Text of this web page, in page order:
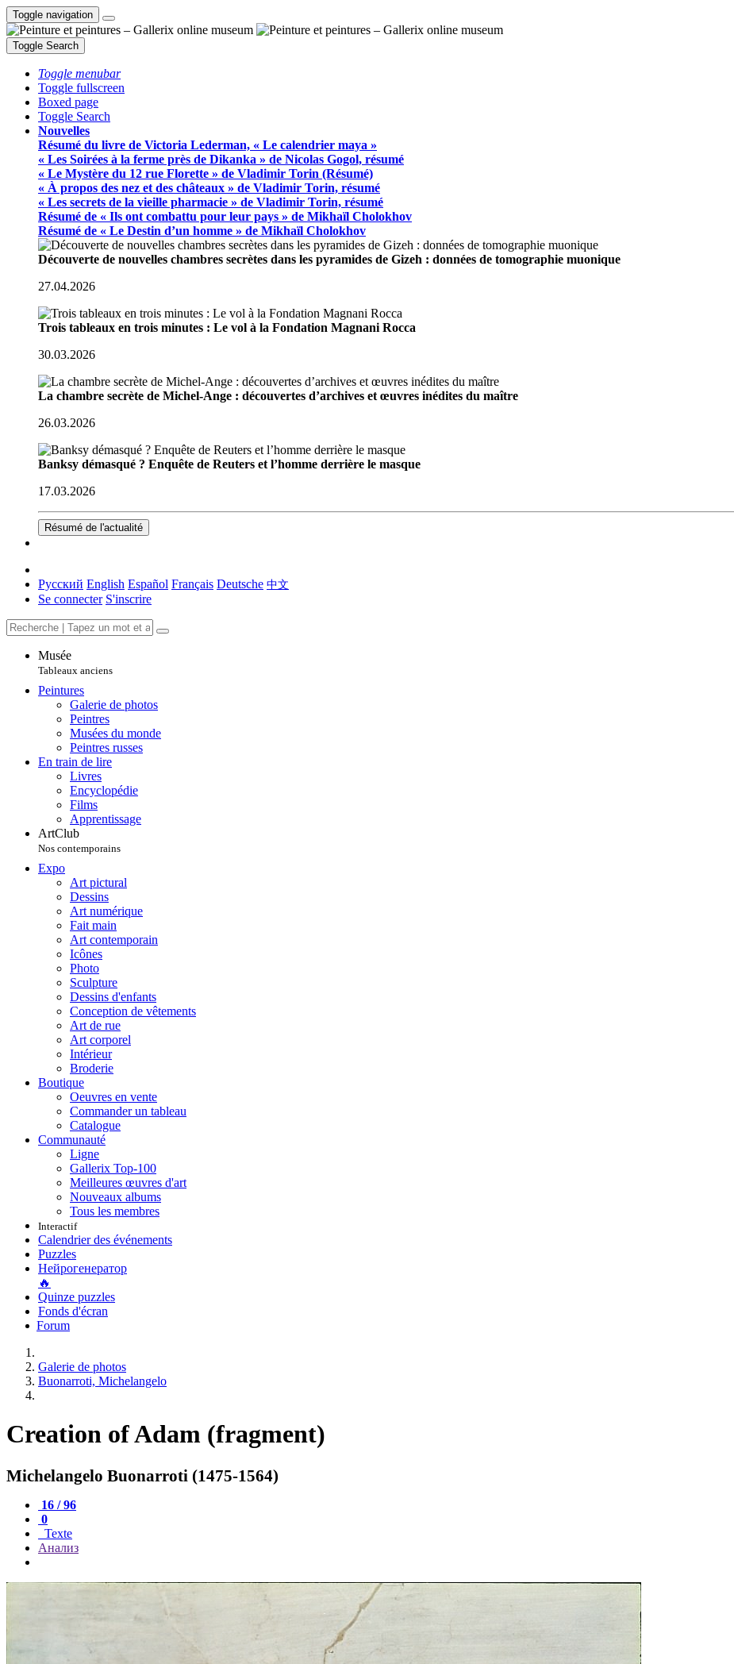
Toggle navigation
Toggle Search
Toggle menubar
Toggle fullscreen
Boxed page
Toggle Search
Nouvelles
Résumé du livre de Victoria Lederman, « Le calendrier maya »
« Les Soirées à la ferme près de Dikanka » de Nicolas Gogol, résumé
« Le Mystère du 12 rue Florette » de Vladimir Torin (Résumé)
« À propos des nez et des châteaux » de Vladimir Torin, résumé
« Les secrets de la vieille pharmacie » de Vladimir Torin, résumé
Résumé de « Ils ont combattu pour leur pays » de Mikhaïl Cholokhov
Résumé de « Le Destin d’un homme » de Mikhaïl Cholokhov
Découverte de nouvelles chambres secrètes dans les pyramides de Gizeh : données de tomographie muonique
27.04.2026
Trois tableaux en trois minutes : Le vol à la Fondation Magnani Rocca
30.03.2026
La chambre secrète de Michel-Ange : découvertes d’archives et œuvres inédites du maître
26.03.2026
Banksy démasqué ? Enquête de Reuters et l’homme derrière le masque
17.03.2026
Résumé de l'actualité
Русский English Español Français Deutsche 中文
Se connecter S'inscrire
Musée
Tableaux anciens
Peintures
Galerie de photos
Peintres
Musées du monde
Peintres russes
En train de lire
Livres
Encyclopédie
Films
Apprentissage
ArtClub
Nos contemporains
Expo
Art pictural
Dessins
Art numérique
Fait main
Art contemporain
Icônes
Photo
Sculpture
Dessins d'enfants
Conception de vêtements
Art de rue
Art corporel
Intérieur
Broderie
Boutique
Oeuvres en vente
Commander un tableau
Catalogue
Communauté
Ligne
Gallerix Top-100
Meilleures œuvres d'art
Nouveaux albums
Tous les membres
Interactif
Calendrier des événements
Puzzles
Нейрогенератор
🔥
Quinze puzzles
Fonds d'écran
Forum
Galerie de photos
Buonarroti, Michelangelo
Creation of Adam (fragment)
Michelangelo Buonarroti (1475-1564)
16 / 96
0
Texte
Анализ